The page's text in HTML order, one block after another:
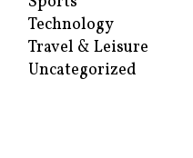
Technology
Travel & Leisure
Uncategorized